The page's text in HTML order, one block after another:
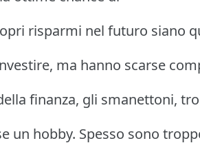
risparmi nel futuro siano
ma hanno scarse
finanza, gli smanettoni,
un hobby. Spesso sono